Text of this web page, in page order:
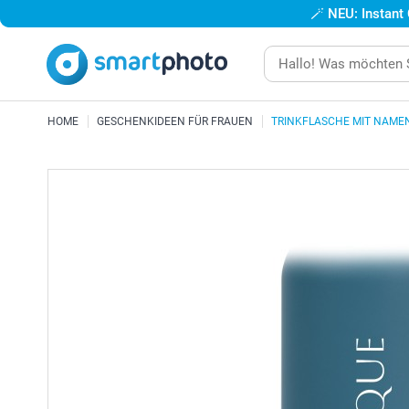
🪄 NEU:
HOME GESCHENKIDEEN FÜR FRAUEN TRINKFLASCHE MIT